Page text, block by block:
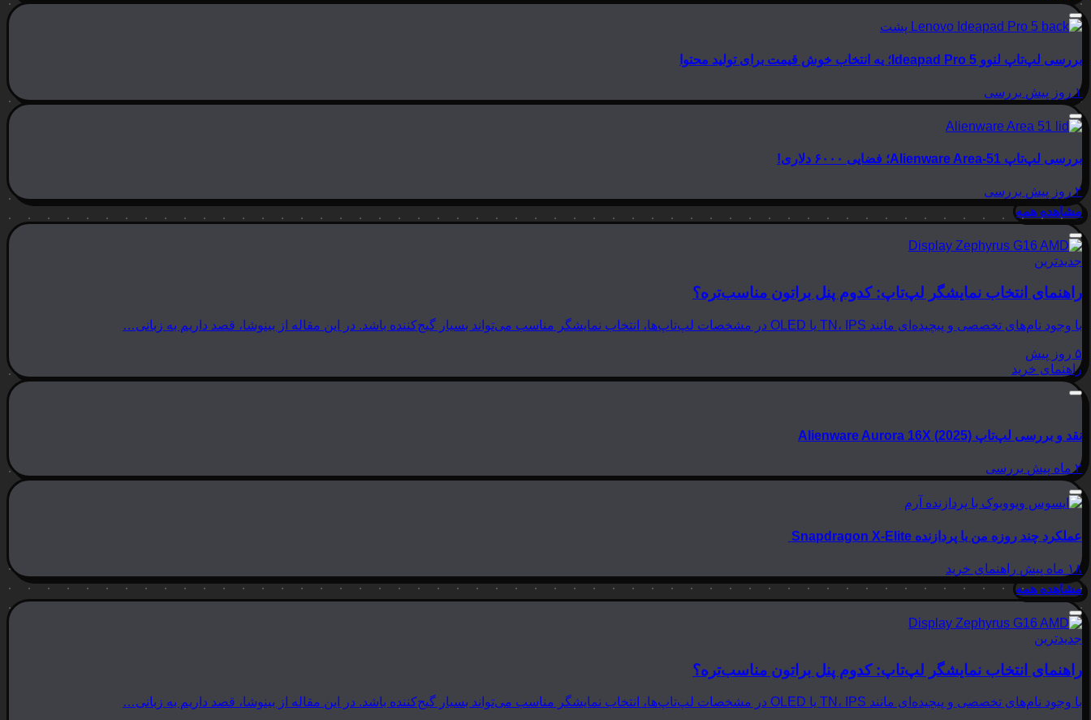
بررسی لپ‌تاپ لنوو Ideapad Pro 5؛ یه انتخاب خوش قیمت برای تولید محتوا
۱ روز پیش بررسی
بررسی لپ‌تاپ Alienware Area-51؛ فضایی ۶۰۰۰ دلاری!
۲ روز پیش
بررسی
مشاهده همه
جدیدترین
راهنمای انتخاب نمایشگر لپ‌تاپ: کدوم پنل براتون مناسب‌تره؟
با وجود نام‌های تخصصی و پیچیده‌ای مانند TN، IPS یا OLED در مشخصات لپ‌تاپ‌ها، انتخاب نمایشگر مناسب می‌تواند بسیار گیج‌کننده باشد. در این مقاله از بینوشا، قصد داریم به زبانی…
۵ روز پیش
راهنمای خرید
نقد و بررسی لپ‌تاپ Alienware Aurora 16X (2025)
۲ ماه پیش بررسی
عملکرد چند روزه من با پردازنده Snapdragon X-Elite
۱۸ ماه پیش
راهنمای خرید
مشاهده همه
جدیدترین
راهنمای انتخاب نمایشگر لپ‌تاپ: کدوم پنل براتون مناسب‌تره؟
با وجود نام‌های تخصصی و پیچیده‌ای مانند TN، IPS یا OLED در مشخصات لپ‌تاپ‌ها، انتخاب نمایشگر مناسب می‌تواند بسیار گیج‌کننده باشد. در این مقاله از بینوشا، قصد داریم به زبانی…